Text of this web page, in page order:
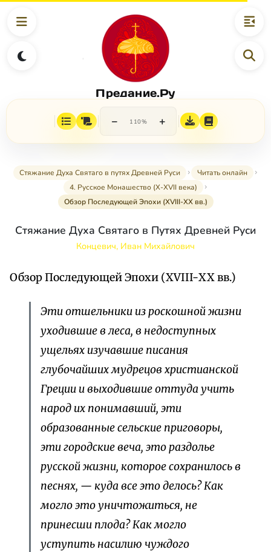
Предание.Ру
− 110% +
Стяжание Духа Святаго в путях Древней Руси
Читать онлайн
4. Русское Монашество (Х-ХVII века)
Обзор Последующей Эпохи (ХVIII-ХХ вв.)
Стяжание Духа Святаго в Путях Древней Руси
Концевич, Иван Михайлович
Обзор Последующей Эпохи (ХVIII-ХХ вв.)
Эти отшельники из роскошной жизни
уходившие в леса, в недоступных
ущельях изучавшие писания
глубочайших мудрецов христианской
Греции и выходившие оттуда учить
народ их понимавший, эти
образованные сельские приговоры,
эти городские веча, это раздолье
русской жизни, которое сохранилось в
песнях, — куда все это делось? Как
могло это уничтожиться, не
принесши плода? Как могло
уступить насилию чуждого